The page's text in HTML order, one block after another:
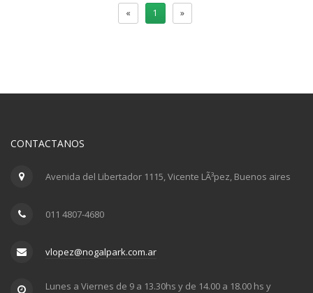
« 1 »
CONTACTANOS
Avenida del Libertador 1115, Vicente LÃ³pez, Buenos aires
011 4807-4680
vlopez@nogalpark.com.ar
Lunes a Viernes de 9 a 13.30hs y de 14.00 a 18.00 hs y